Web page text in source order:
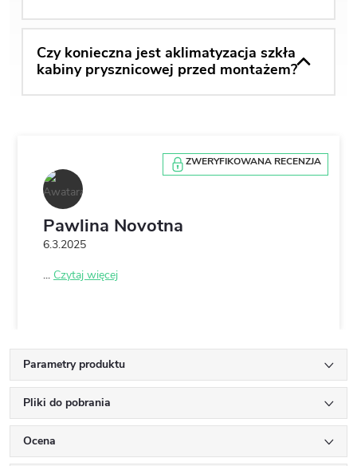
Czy konieczna jest aklimatyzacja szkła
kabiny prysznicowej przed montażem?
Pawlina Novotna
6.3.2025
ZWERYFIKOWANA RECENZJA
... Czytaj więcej
Parametry produktu
Pliki do pobrania
Ocena